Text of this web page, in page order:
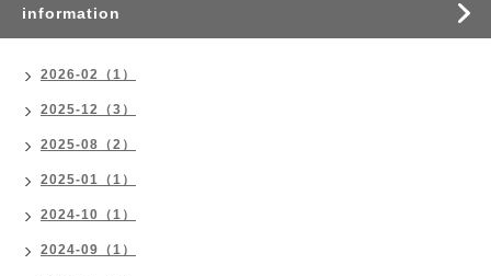
information
2026-02（1）
2025-12（3）
2025-08（2）
2025-01（1）
2024-10（1）
2024-09（1）